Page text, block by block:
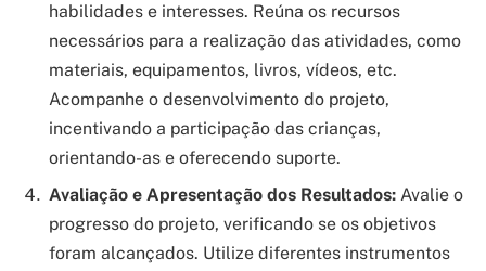
habilidades e interesses. Reúna os recursos
necessários para a realização das atividades, como
materiais, equipamentos, livros, vídeos, etc.
Acompanhe o desenvolvimento do projeto,
incentivando a participação das crianças,
orientando-as e oferecendo suporte.
Avaliação e Apresentação dos Resultados: Avalie o
progresso do projeto, verificando se os objetivos
foram alcançados. Utilize diferentes instrumentos